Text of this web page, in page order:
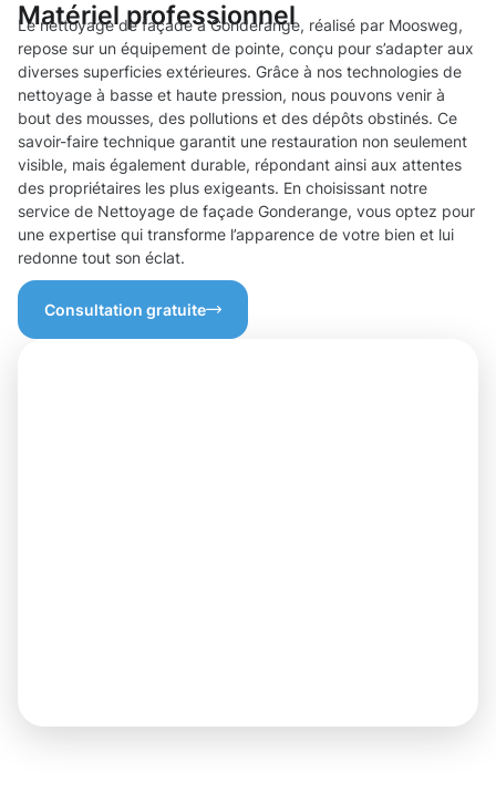
Matériel professionnel
Le nettoyage de façade à Gonderange, réalisé par Moosweg,
repose sur un équipement de pointe, conçu pour s’adapter aux
diverses superficies extérieures. Grâce à nos technologies de
nettoyage à basse et haute pression, nous pouvons venir à
bout des mousses, des pollutions et des dépôts obstinés. Ce
savoir-faire technique garantit une restauration non seulement
visible, mais également durable, répondant ainsi aux attentes
des propriétaires les plus exigeants. En choisissant notre
service de Nettoyage de façade Gonderange, vous optez pour
une expertise qui transforme l’apparence de votre bien et lui
redonne tout son éclat.
Consultation gratuite